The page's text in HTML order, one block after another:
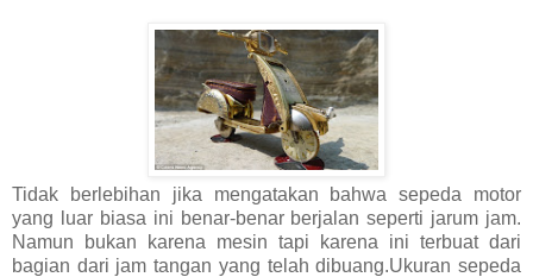
Tidak berlebihan jika mengatakan bahwa sepeda motor
yang luar biasa ini benar-benar berjalan seperti jarum jam.
Namun bukan karena mesin tapi karena ini terbuat dari
bagian dari jam tangan yang telah dibuang.Ukuran sepeda